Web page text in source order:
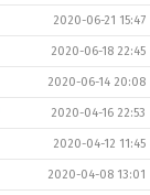
2020-06-21 15:47
2020-06-18 22:45
2020-06-14 20:08
2020-04-16 22:53
2020-04-12 11:45
2020-04-08 13:01